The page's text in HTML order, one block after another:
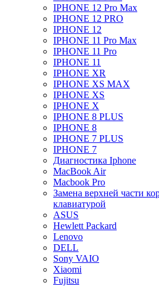
IPHONE 12 Pro Max
IPHONE 12 PRO
IPHONE 12
IPHONE 11 Pro Max
IPHONE 11 Pro
IPHONE 11
IPHONE XR
IPHONE XS MAX
IPHONE XS
IPHONE X
IPHONE 8 PLUS
IPHONE 8
IPHONE 7 PLUS
IPHONE 7
Диагностика Iphone
MacBook Air
Macbook Pro
Замена верхней части
клавиатурой
ASUS
Hewlett Packard
Lenovo
DELL
Sony VAIO
Xiaomi
Fujitsu